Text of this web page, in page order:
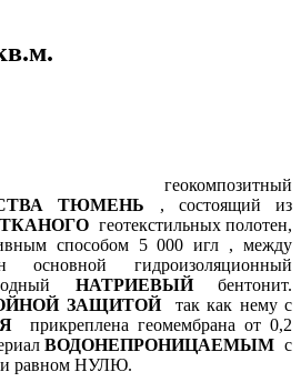
геокомпозитный
ТЮМЕНЬ , состоящий из
геотекстильных полотен,
способом 5 000 игл , между
основной гидроизоляционный
НАТРИЕВЫЙбентонит.
ЗАЩИТОЙ
так как нему с
прикреплена геомембрана от 0,2
ВОДОНЕПРОНИЦАЕМЫМ с
равном НУЛЮ.